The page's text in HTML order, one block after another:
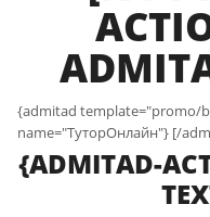
{admitad template="promo/
name="ТуторОнлайн"} [/
{ADMITAD-